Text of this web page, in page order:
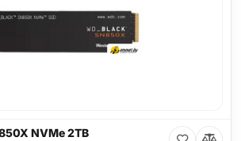
NVMe 2TB